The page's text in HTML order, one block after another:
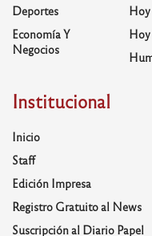
Deportes
Economía Y
Negocios
Hoy
Institucional
Inicio
Staff
Edición Impresa
Registro Gratuito al News
Suscripción al Diario Papel